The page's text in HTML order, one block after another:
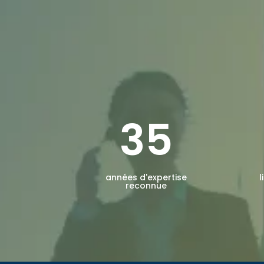
35
années d'expertise
reconnue